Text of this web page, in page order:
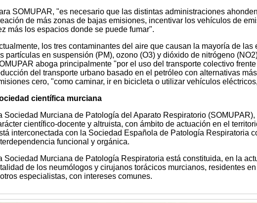
SOMUPAR, "es necesario que las distintas administraciones
de más zonas de bajas emisiones, incentivar los vehículos de
más los espacios donde se puede fumar".
los tres contaminantes del aire que causan la mayoría de las
partículas en suspensión (PM), ozono (O3) y dióxido de nitrógeno
aboga principalmente "por el uso del transporte colectivo
del transporte urbano basado en el petróleo con alternativas
cero, "como caminar, ir en bicicleta o utilizar vehículos
científica murciana
Sociedad Murciana de Patología del Aparato Respiratorio
científico-docente y altruista, con ámbito de actuación en el
interconectada con la Sociedad Española de Patología Respiratoria
funcional y orgánica.
Sociedad Murciana de Patología Respiratoria está constituida, en la
de los neumólogos y cirujanos torácicos murcianos, residentes
especialistas, con intereses comunes.